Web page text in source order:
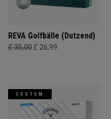
REVA Golfbälle (Dutzend)
£ 35,00 £ 26,99
CUSTOM